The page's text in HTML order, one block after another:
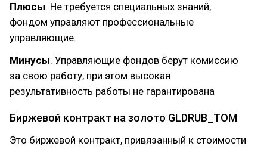
Плюсы. Не требуется специальных знаний,
фондом управляют профессиональные
управляющие.
Минусы. Управляющие фондов берут комиссию
за свою работу, при этом высокая
результативность работы не гарантирована
Биржевой контракт на золото GLDRUB_TOM
Это биржевой контракт, привязанный к стоимости